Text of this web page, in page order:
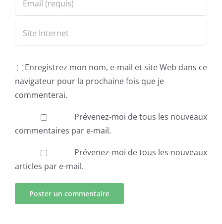
Enregistrez mon nom, e-mail et site Web dans ce
navigateur pour la prochaine fois que je
commenterai.
Prévenez-moi de tous les nouveaux
commentaires par e-mail.
Prévenez-moi de tous les nouveaux
articles par e-mail.